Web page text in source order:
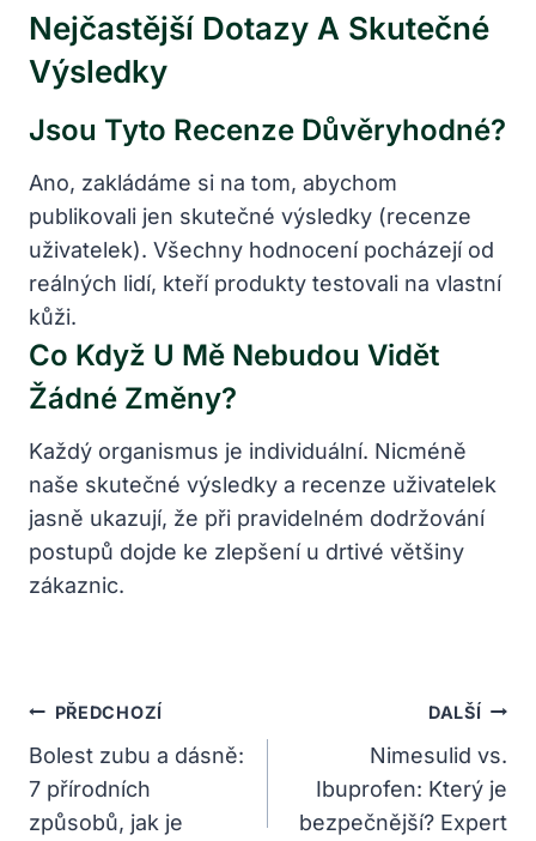
Nejčastější Dotazy A Skutečné
Výsledky
Jsou Tyto Recenze Důvěryhodné?
Ano, zakládáme si na tom, abychom
publikovali jen skutečné výsledky (recenze
uživatelek). Všechny hodnocení pocházejí od
reálných lidí, kteří produkty testovali na vlastní
kůži.
Co Když U Mě Nebudou Vidět
Žádné Změny?
Každý organismus je individuální. Nicméně
naše skutečné výsledky a recenze uživatelek
jasně ukazují, že při pravidelném dodržování
postupů dojde ke zlepšení u drtivé většiny
zákaznic.
Navigace
Pro
Příspěvek
PŘEDCHOZÍ
Bolest zubu a dásně:
7 přírodních
způsobů, jak je
DALŠÍ
Nimesulid vs.
Ibuprofen: Který je
bezpečnější? Expert